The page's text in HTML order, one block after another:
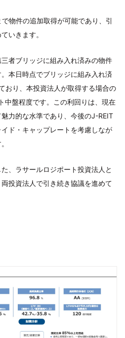
物件の追加取得が可能であり、引
いきます。
者ブリッジに組み入れ済みの物件
本日時点でブリッジに組み入れ済
おり、本投資法人が取得する場合の
中盤程度です。この利回りは、現在
力的な水準であり、今後のJ-REIT
ド・キャップレートを考慮しなが
、ラサールロジポート投資法人と
投資法人で引き続き協議を進めて